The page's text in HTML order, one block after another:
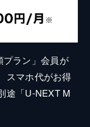
プラン」会員が
スマホ代がお得
途「U-NEXT M